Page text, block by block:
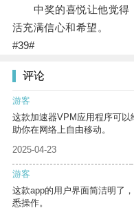
中奖的喜悦让他觉得
活充满信心和希望。
#39#
评论
游客
这款加速器VPM应用程序可
助你在网络上自由移动。
2025-04-23
游客
这款app的用户界面简洁明了
悉操作。